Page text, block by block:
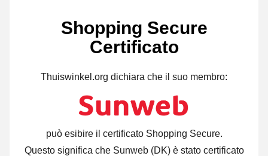
Shopping Secure
Certificato
Thuiswinkel.org dichiara che il suo membro:
può esibire il certificato Shopping Secure.
Questo significa che Sunweb (DK) è stato certificato